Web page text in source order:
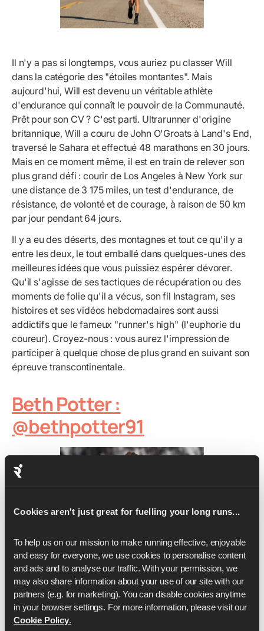
Cookies aren't just great for fuelling your long runs...
To help us on our mission to make running effective, enjoyable
and easy for everyone, we use cookies to personalise content
and ads and to analyse our traffic. With your permission, we
may also share information about your use of our site with our
partners (e.g. for marketing). You can disable cookies anytime
in your browser settings. For more information, please visit our
Cookie Policy.
Il n'y a pas si longtemps, vous auriez pu classer Will
dans la catégorie des "étoiles montantes". Mais
aujourd'hui, Will est devenu un véritable athlète
d'endurance qui connaît le pouvoir de la Communauté.
Prêt pour son CV ? C'est parti. Ultrarunner d'origine
britannique, Will a couru de John O'Groats à Land's End,
traversé le Sahara et effectué 48 marathons en 30 jours.
Mais en ce moment même, il est en train de relever son
plus grand défi : courir de Los Angeles à New York sur
une distance de 3 175 miles, un test d'endurance, de
résistance, de volonté et de courage, à raison de 50 km
par jour pendant 64 jours.
Il y a eu des déserts, des montagnes et tout ce qu'il y a
entre les deux, le tout emballé dans quelques-unes des
meilleures idées que vous puissiez espérer dévorer.
Qu'il s'agisse de ses tactiques de récupération ou des
moments de folie qu'il a vécus, son fil Instagram, ses
histoires et ses vidéos hebdomadaires sont aussi
addictifs que le fameux "runner's high" (l'euphorie du
coureur). Croyez-nous : vous aurez l'impression de
participer à quelque chose de plus grand en suivant son
épreuve transcontinentale.
Beth Potter :
@bethpotter91
Olympien. Jeux du Commonwealth. Championne
d'Europe. Et, pour couronner le tout, elle détient
également le record du monde du 5 km sur route le plus
rapide, qu'elle a couru en 14:41. En résumé, si vous êtes